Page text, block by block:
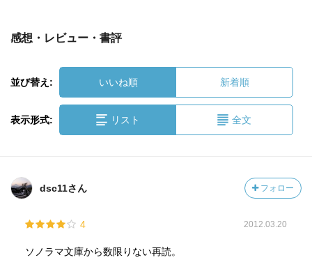
感想・レビュー・書評
並び替え: いいね順 新着順
表示形式: リスト 全文
dsc11さん フォロー
4 2012.03.20
ソノラマ文庫から数限りない再読。